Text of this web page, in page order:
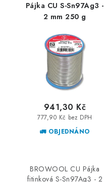
Pájka CU S-Sn97Ag3 -
2 mm 250 g
🚛 OBJEDNÁNO
777,90 Kč bez DPH
941,30 Kč
BROWOOL CU Pájka
fitinková S-Sn97Ag3 - 2